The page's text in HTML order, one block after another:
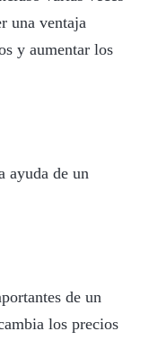
una ventaja
y aumentar los
ayuda de un
de un
los precios